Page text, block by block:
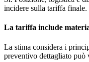
incidere sulla tariffa finale.
La tariffa include
La stima considera i
preventivo dettagliato può